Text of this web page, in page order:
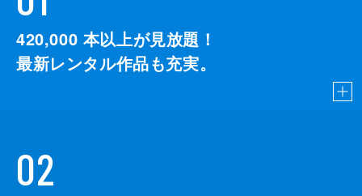
420,000 本以上が見放題！
最新レンタル作品も充実。
02